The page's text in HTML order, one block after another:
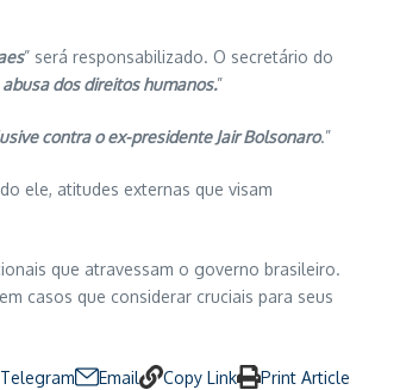
” será responsabilizado. O secretário do
dos direitos humanos.”
contra o ex-presidente Jair Bolsonaro.”
ele, atitudes externas que visam
que atravessam o governo brasileiro.
casos que considerar cruciais para seus
Telegram Email Copy Link Print Article